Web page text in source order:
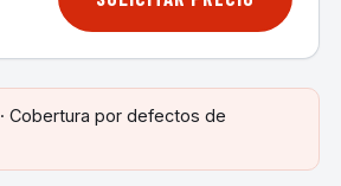
· Cobertura por defectos de